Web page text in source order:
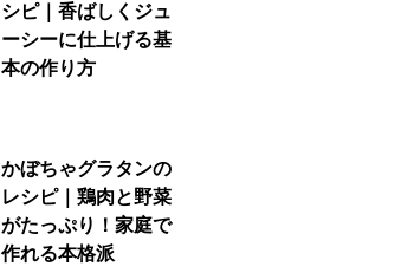
シピ｜香ばしくジュ
ーシーに仕上げる基
本の作り方
かぼちゃグラタンの
レシピ｜鶏肉と野菜
がたっぷり！家庭で
作れる本格派